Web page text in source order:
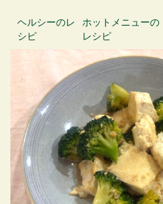
ヘルシーのレ
シピ
ホットメニューの
レシピ